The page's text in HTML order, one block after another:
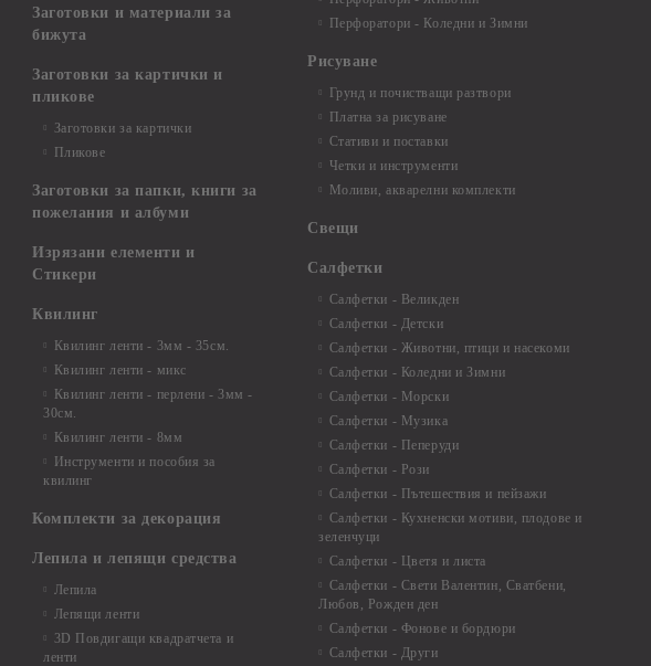
Заготовки и материали за
бижута
Заготовки за картички и
пликове
Заготовки за картички
Пликове
Заготовки за папки, книги за
пожелания и албуми
Изрязани елементи и
Стикери
Квилинг
Квилинг ленти - 3мм - 35см.
Квилинг ленти - микс
Квилинг ленти - перлени - 3мм -
30см.
Квилинг ленти - 8мм
Инструменти и пособия за
квилинг
Комплекти за декорация
Лепила и лепящи средства
Лепила
Лепящи ленти
3D Повдигащи квадратчета и
ленти
Перфоратори - Коледни и Зимни
Рисуване
Грунд и почистващи разтвори
Платна за рисуване
Стативи и поставки
Четки и инструменти
Моливи, акварелни комплекти
Свещи
Салфетки
Салфетки - Великден
Салфетки - Детски
Салфетки - Животни, птици и насекоми
Салфетки - Коледни и Зимни
Салфетки - Морски
Салфетки - Музика
Салфетки - Пеперуди
Салфетки - Рози
Салфетки - Пътешествия и пейзажи
Салфетки - Кухненски мотиви, плодове и
зеленчуци
Салфетки - Цветя и листа
Салфетки - Свети Валентин, Сватбени,
Любов, Рожден ден
Салфетки - Фонове и бордюри
Салфетки - Други